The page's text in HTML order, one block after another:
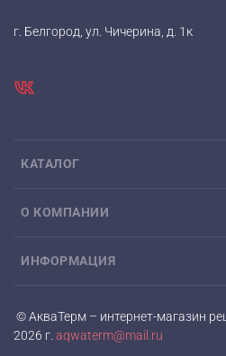
КАТАЛОГ
О КОМПАНИИ
ИНФОРМАЦИЯ
г. Белгород, ул. Чичерина, д. 1к
© АкваТерм – интернет-магазин
2026 г. aqwaterm@mail.ru